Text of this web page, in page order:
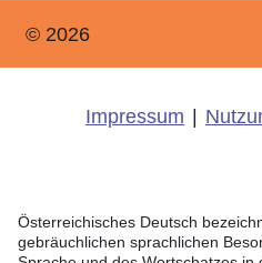
© 2026
Impressum
Österreichisches Deutsch
gebräuchlichen sprachlichen